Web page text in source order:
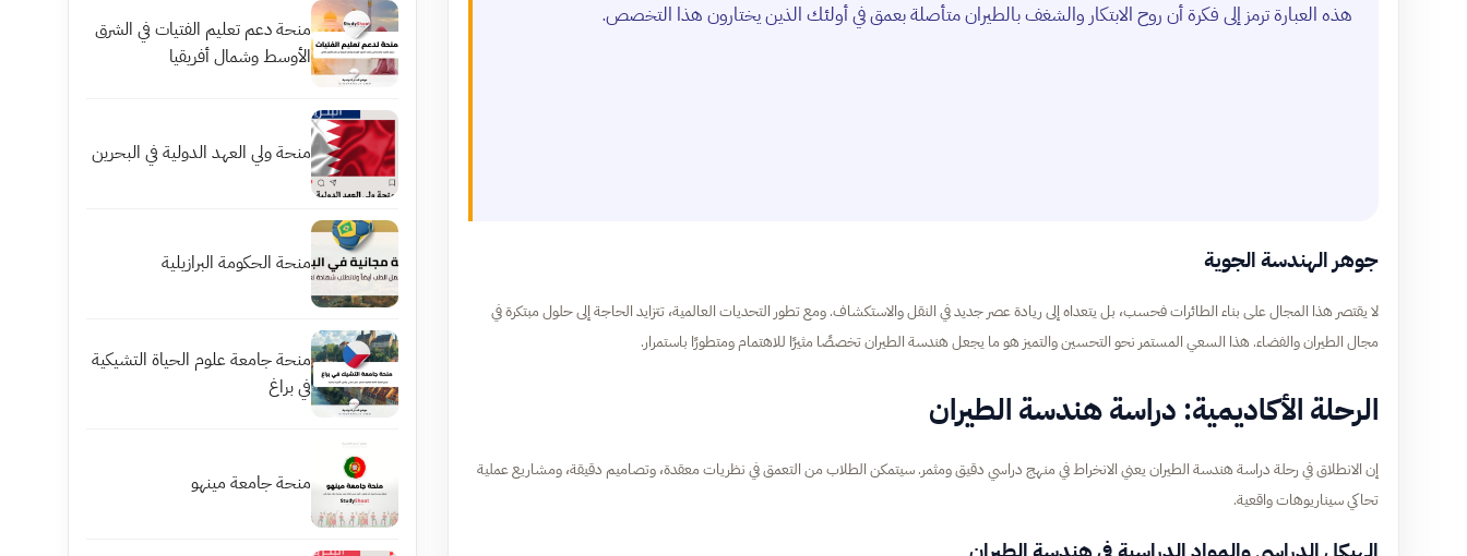
هذه العبارة ترمز إلى فكرة أن روح الابتكار والشغف بالطيران متأصلة بعمق في أولئك الذين يختارون هذا التخصص.
جوهر الهندسة الجوية
لا يقتصر هذا المجال على بناء الطائرات فحسب، بل يتعداه إلى ريادة عصر جديد في النقل والاستكشاف. ومع تطور التحديات العالمية، تتزايد الحاجة إلى حلول مبتكرة في
مجال الطيران والفضاء. هذا السعي المستمر نحو التحسين والتميز هو ما يجعل هندسة الطيران تخصصًا مثيرًا للاهتمام ومتطورًا باستمرار.
الرحلة الأكاديمية: دراسة هندسة الطيران
إن الانطلاق في رحلة دراسة هندسة الطيران يعني الانخراط في منهج دراسي دقيق ومثمر. سيتمكن الطلاب من التعمق في نظريات معقدة، وتصاميم دقيقة، ومشاريع عملية
تحاكي سيناريوهات واقعية.
منحة دعم تعليم الفتيات في الشرق
الأوسط وشمال أفريقيا
منحة ولي العهد الدولية في البحرين
منحة الحكومة البرازيلية
منحة جامعة علوم الحياة التشيكية
في براغ
منحة جامعة مينهو